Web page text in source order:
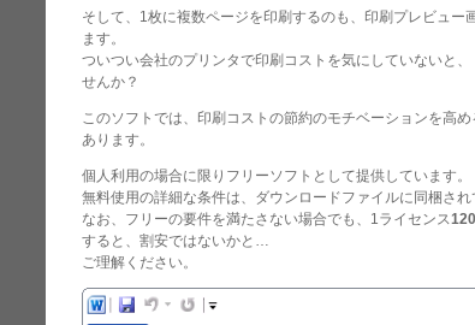
そして、1枚に複数ページを印刷するのも、印刷プレビュー
ます。
ついつい会社のプリンタで印刷コストを気にしていないと
せんか？
このソフトでは、印刷コストの節約のモチベーションを高
あります。
個人利用の場合に限りフリーソフトとして提供しています。
無料使用の詳細な条件は、ダウンロードファイルに同梱され
なお、フリーの要件を満たさない場合でも、1ライセンス
すると、割安ではないかと…
ご理解ください。